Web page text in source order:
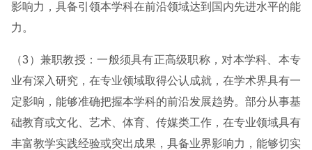
影响力，具备引领本学科在前沿领域达到国内先进水平的能
力。
（3）兼职教授：一般须具有正高级职称，对本学科、本专
业有深入研究，在专业领域取得公认成就，在学术界具有一
定影响，能够准确把握本学科的前沿发展趋势。部分从事基
础教育或文化、艺术、体育、传媒类工作，在专业领域具有
丰富教学实践经验或突出成果，具备业界影响力，能够切实